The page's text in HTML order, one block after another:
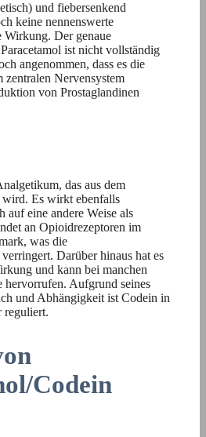
und fiebersenkend
keine nennenswerte
Wirkung. Der genaue
ist nicht vollständig
angenommen, dass es die
zentralen Nervensystem
von Prostaglandinen
das aus dem
Es wirkt ebenfalls
auf eine andere Weise als
an Opioidrezeptoren im
was die
Darüber hinaus hat es
und kann bei manchen
hervorrufen. Aufgrund seines
und Abhängigkeit ist Codein in
reguliert.
Codein